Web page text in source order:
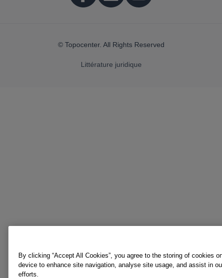
© Topocenter. All Rights Reserved
Littérature juridique
By clicking “Accept All Cookies”, you agree to the storing of cookies
device to enhance site navigation, analyse site usage, and assist in
efforts.